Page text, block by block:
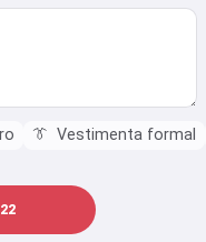
👔 Vestimenta formal
22